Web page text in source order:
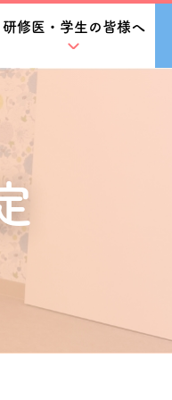
研修医・学生の皆様へ